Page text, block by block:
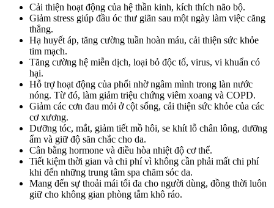
Cải thiện hoạt động của hệ thần kinh, kích thích não bộ.
Giảm stress giúp đầu óc thư giãn sau một ngày làm việc căng
thẳng.
Hạ huyết áp, tăng cường tuần hoàn máu, cải thiện sức khỏe
tim mạch.
Tăng cường hệ miễn dịch, loại bỏ độc tố, virus, vi khuẩn có
hại.
Hỗ trợ hoạt động của phổi nhờ ngâm mình trong làn nước
nóng. Từ đó, làm giảm triệu chứng viêm xoang và COPD.
Giảm các cơn đau mỏi ở cột sống, cải thiện sức khỏe của các
cơ xương.
Dưỡng tóc, mắt, giảm tiết mồ hôi, se khít lỗ chân lông, dưỡng
ẩm và giữ độ săn chắc cho da.
Cân bằng hormone và điều hòa nhiệt độ cơ thể.
Tiết kiệm thời gian và chi phí vì không cần phải mất chi phí
khi đến những trung tâm spa chăm sóc da.
Mang đến sự thoải mái tối đa cho người dùng, đồng thời luôn
giữ cho không gian phòng tắm khô ráo.